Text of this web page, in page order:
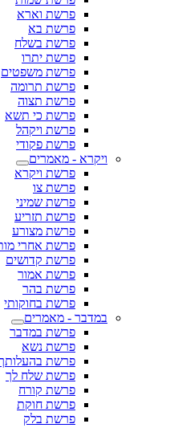
פרשת וארא
פרשת בא
פרשת בשלח
פרשת יתרו
פרשת משפטים
פרשת תרומה
פרשת תצוה
פרשת כי תשא
פרשת ויקהל
פרשת פקודי
ויקרא - מאמרים
פרשת ויקרא
פרשת צו
פרשת שמיני
פרשת תזריע
פרשת מצורע
פרשת אחרי
פרשת קדושים
פרשת אמור
פרשת בהר
פרשת בחוקותי
במדבר - מאמרים
פרשת במדבר
פרשת נשא
פרשת
פרשת שלח לך
פרשת קורח
פרשת חוקת
פרשת בלק